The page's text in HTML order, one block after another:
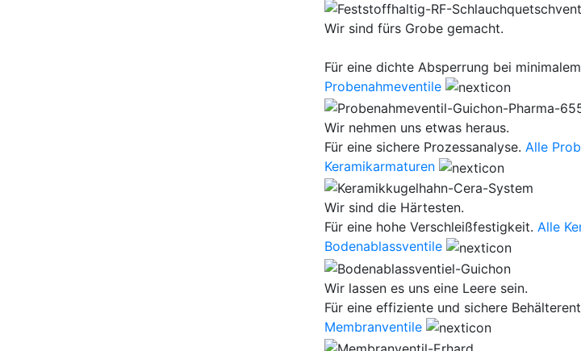
Wir sind fürs Grobe gemacht.
Für eine dichte Absperrung bei
Probenahmeventile
Wir nehmen uns etwas heraus.
Für eine sichere Prozessanalyse. Alle
Keramikarmaturen
Wir sind die Härtesten.
Für eine hohe Verschleißfestigkeit. Alle
Bodenablassventile
Wir lassen es uns eine Leere sein.
Für eine effiziente und sichere
Membranventile